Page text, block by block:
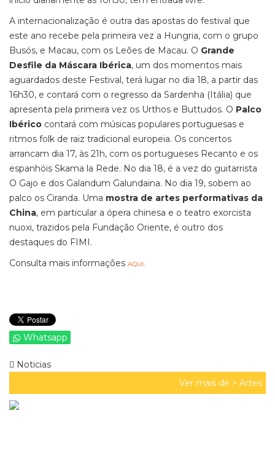
A internacionalização é outra das apostas do festival que
este ano recebe pela primeira vez a Hungria, com o grupo
Busós, e Macau, com os Leões de Macau. O Grande
Desfile da Máscara Ibérica, um dos momentos mais
aguardados deste Festival, terá lugar no dia 18, a partir das
16h30, e contará com o regresso da Sardenha (Itália) que
apresenta pela primeira vez os Urthos e Buttudos. O Palco
Ibérico contará com músicas populares portuguesas e
ritmos folk de raiz tradicional europeia. Os concertos
arrancam dia 17, às 21h, com os portugueses Recanto e os
espanhóis Skama la Rede. No dia 18, é a vez do guitarrista
O Gajo e dos Galandum Galundaina. No dia 19, sobem ao
palco os Ciranda. Uma mostra de artes performativas da
China, em particular a ópera chinesa e o teatro exorcista
nuoxi, trazidos pela Fundação Oriente, é outro dos
destaques do FIMI.
Consulta mais informações AQUI.
Whatsapp
Noticias
Ver mais de > Artes